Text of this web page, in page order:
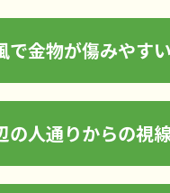
で金物が傷みやす
の人通りからの視